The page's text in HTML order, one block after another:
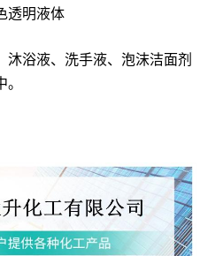
透明液体
沐浴液、洗手液、泡沫洁面剂